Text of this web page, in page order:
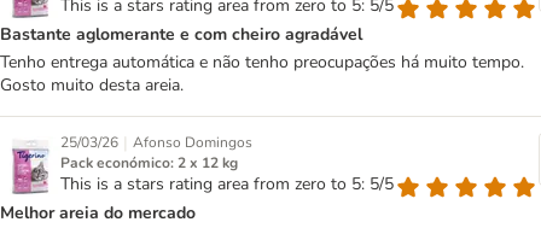
This is a stars rating area from zero to 5: 5/5
Bastante aglomerante e com cheiro agradável
Tenho entrega automática e não tenho preocupações há muito tempo.
Gosto muito desta areia.
25/03/26 | Afonso Domingos
Pack económico: 2 x 12 kg
This is a stars rating area from zero to 5: 5/5
Melhor areia do mercado